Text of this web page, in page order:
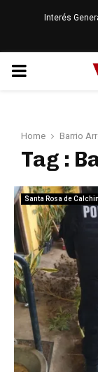
Interés
PRIMARY
Home Barrio
Tag :
Santa Rosa de